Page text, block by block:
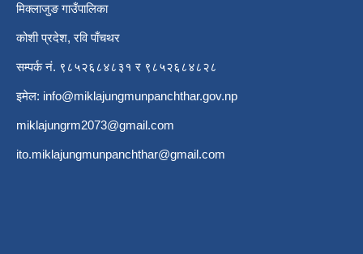
मिक्लाजुङ गाउँपालिका
कोशी प्रदेश, रवि पाँचथर
सम्पर्क नं. ९८५२६८४८३१ र ९८५२६८४८२८
इमेल: info@miklajungmunpanchthar.gov.np
miklajungrm2073@gmail.com
ito.miklajungmunpanchthar@gmail.com